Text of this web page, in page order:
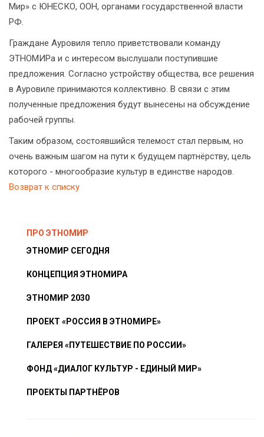
Мир» с ЮНЕСКО, ООН, органами государственной власти
РФ.
Граждане Ауровиля тепло приветствовали команду
ЭТНОМИРа и с интересом выслушали поступившие
предложения. Согласно устройству общества, все решения
в Ауровиле принимаются коллективно. В связи с этим
полученные предложения будут вынесены на обсуждение
рабочей группы.
Таким образом, состоявшийся телемост стал первым, но
очень важным шагом на пути к будущем партнёрству, цель
которого - многообразие культур в единстве народов.
Возврат к списку
ПРО ЭТНОМИР
ЭТНОМИР СЕГОДНЯ
КОНЦЕПЦИЯ ЭТНОМИРА
ЭТНОМИР 2030
ПРОЕКТ «РОССИЯ В ЭТНОМИРЕ»
ГАЛЕРЕЯ «ПУТЕШЕСТВИЕ ПО РОССИИ»
ФОНД «ДИАЛОГ КУЛЬТУР - ЕДИНЫЙ МИР»
ПРОЕКТЫ ПАРТНЁРОВ